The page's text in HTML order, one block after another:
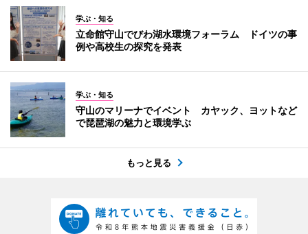
学ぶ・知る
立命館守山でびわ湖水環境フォーラム ドイツの事
例や高校生の探究を発表
学ぶ・知る
守山のマリーナでイベント カヤック、ヨットなど
で琵琶湖の魅力と環境学ぶ
もっと見る